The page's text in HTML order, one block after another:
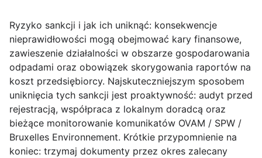
Ryzyko sankcji i jak ich uniknąć: konsekwencje
nieprawidłowości mogą obejmować kary finansowe,
zawieszenie działalności w obszarze gospodarowania
odpadami oraz obowiązek skorygowania raportów na
koszt przedsiębiorcy. Najskuteczniejszym sposobem
uniknięcia tych sankcji jest proaktywność: audyt przed
rejestracją, współpraca z lokalnym doradcą oraz
bieżące monitorowanie komunikatów OVAM / SPW /
Bruxelles Environnement. Krótkie przypomnienie na
koniec: trzymaj dokumenty przez okres zalecany